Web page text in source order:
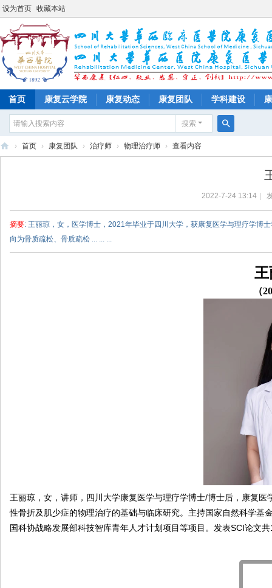
设为首页 收藏本站
首页 康复云学院 康复动态 康复团队 学科建设
搜索
索
› 首页 › 康复团队 › 治疗师 › 物理治疗师 › 查看内容
2022-7-24 13:14
摘要: 王丽琼，女，医学博士，2021年毕业于四川大学，获康复医学与理疗学博
向为骨质疏松、骨质疏松 ... ... ...
（
王丽琼，女，讲师，四川大学康复医学与理疗学博士/博士后，康复
性骨折及肌少症的物理治疗的基础与临床研究。主持国家自然科学
国科协战略发展部科技智库青年人才计划项目等项目。发表SCI论文